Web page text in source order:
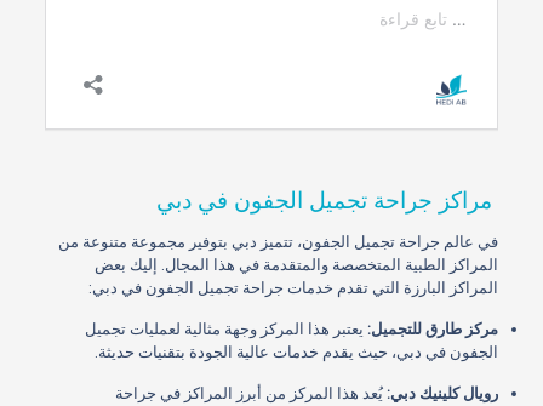
مراكز جراحة تجميل الجفون في دبي
في عالم جراحة تجميل الجفون، تتميز دبي بتوفير مجموعة متنوعة من
المراكز الطبية المتخصصة والمتقدمة في هذا المجال. إليك بعض
المراكز البارزة التي تقدم خدمات جراحة تجميل الجفون في دبي:
مركز طارق للتجميل: يعتبر هذا المركز وجهة مثالية لعمليات تجميل
الجفون في دبي، حيث يقدم خدمات عالية الجودة بتقنيات حديثة.
رويال كلينيك دبي: يُعد هذا المركز من أبرز المراكز في جراحة